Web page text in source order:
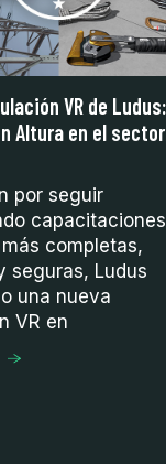
VR de Ludus:
Altura en el sector
por seguir
capacitaciones
completas,
seguras, Ludus
una nueva
VR en